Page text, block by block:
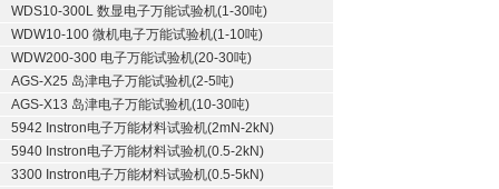
WDS10-300L 数显电子万能试验机(1-30吨)
WDW10-100 微机电子万能试验机(1-10吨)
WDW200-300 电子万能试验机(20-30吨)
AGS-X25 岛津电子万能试验机(2-5吨)
AGS-X13 岛津电子万能试验机(10-30吨)
5942 Instron电子万能材料试验机(2mN-2kN)
5940 Instron电子万能材料试验机(0.5-2kN)
3300 Instron电子万能材料试验机(0.5-5kN)